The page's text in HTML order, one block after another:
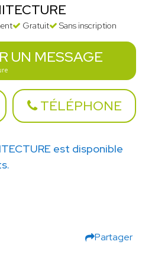
Gratuit Sans inscription
UN MESSAGE
TÉLÉPHONE
est disponible
Partager